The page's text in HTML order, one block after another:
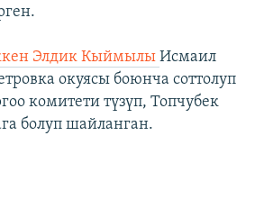
Элдик Кыймылы Исмаил
окуясы боюнча cоттолуп
комитети түзүп, Топчубек
болуп шайланган.